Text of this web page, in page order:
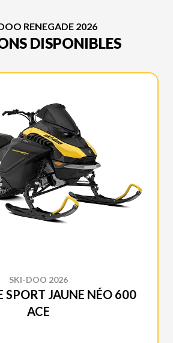
RENEGADE 2026
DISPONIBLES
SKI-DOO 2026
SPORT JAUNE NÉO 600
ACE